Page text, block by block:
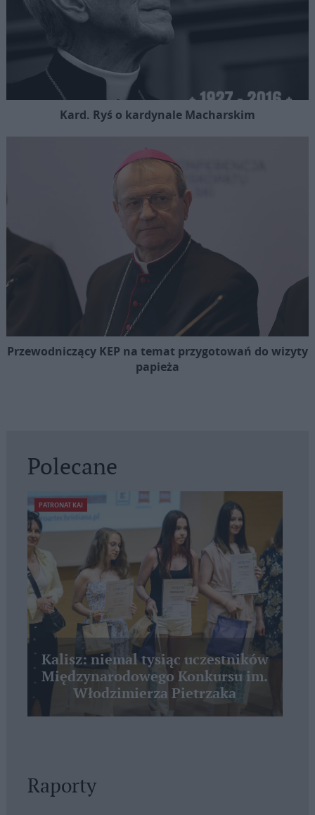
Kard. Ryś o kardynale Macharskim
Przewodniczący KEP na temat przygotowań do wizyty
papieża
Polecane
PATRONAT KAI
Kalisz: niemal tysiąc uczestników
Międzynarodowego Konkursu im.
Włodzimierza Pietrzaka
Raporty